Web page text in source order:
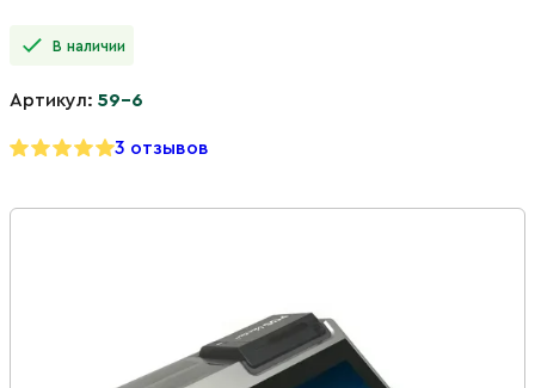
В наличии
Артикул: 59-6
3 отзывов